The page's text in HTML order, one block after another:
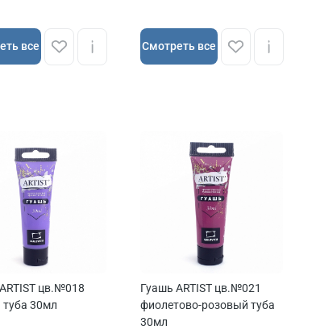
все Cмотреть все
цв.№018
туба 30мл
Гуашь ARTIST цв.№021
фиолетово-розовый туба
30мл